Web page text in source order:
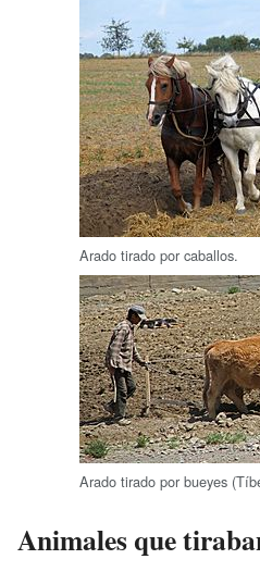
Arado tirado por caballos.
Arado tirado por bueyes
Animales que